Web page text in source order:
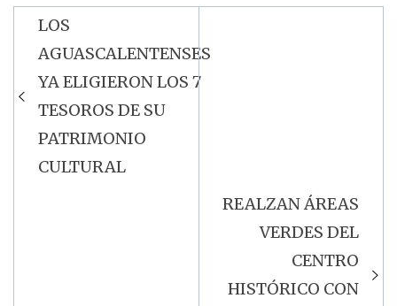
Navegación
de
entradas
LOS
AGUASCALENTENSES
YA ELIGIERON LOS 7
TESOROS DE SU
PATRIMONIO
CULTURAL
REALZAN ÁREAS
VERDES DEL
CENTRO
HISTÓRICO CON